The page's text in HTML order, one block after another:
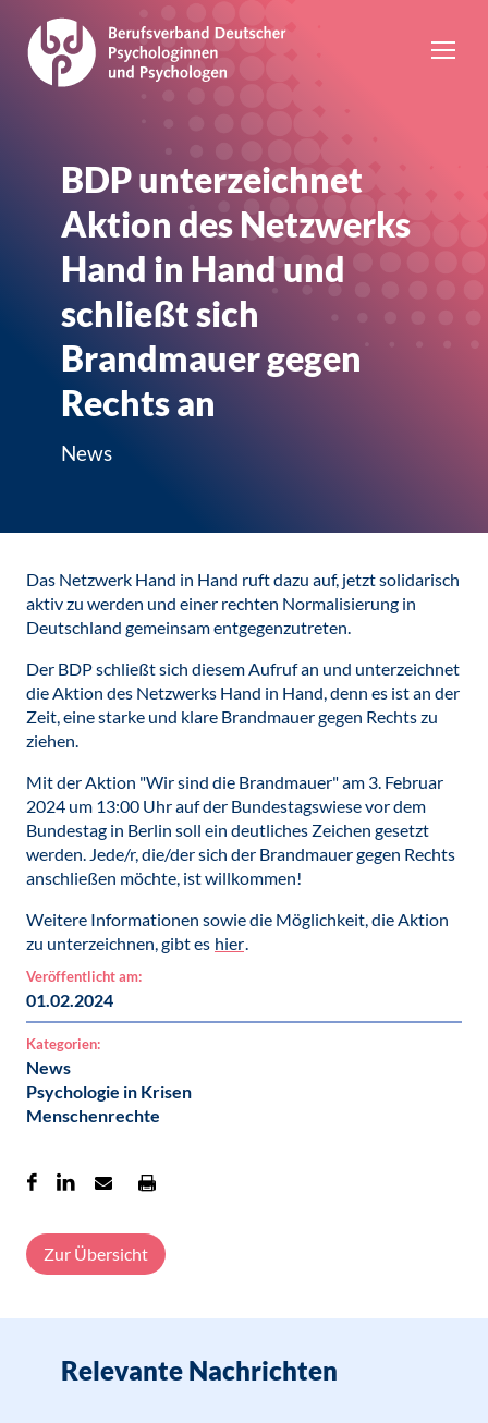
BDP unterzeichnet
Aktion des Netzwerks
Hand in Hand und
schließt sich
Brandmauer gegen
Rechts an
News
Das Netzwerk Hand in Hand ruft dazu auf, jetzt solidarisch
aktiv zu werden und einer rechten Normalisierung in
Deutschland gemeinsam entgegenzutreten.
Der BDP schließt sich diesem Aufruf an und unterzeichnet
die Aktion des Netzwerks Hand in Hand, denn es ist an der
Zeit, eine starke und klare Brandmauer gegen Rechts zu
ziehen.
Mit der Aktion "Wir sind die Brandmauer" am 3. Februar
2024 um 13:00 Uhr auf der Bundestagswiese vor dem
Bundestag in Berlin soll ein deutliches Zeichen gesetzt
werden. Jede/r, die/der sich der Brandmauer gegen Rechts
anschließen möchte, ist willkommen!
Weitere Informationen sowie die Möglichkeit, die Aktion
zu unterzeichnen, gibt es hier.
Veröffentlicht am:
01.02.2024
Kategorien:
News
Psychologie in Krisen
Menschenrechte
Zur Übersicht
Relevante Nachrichten